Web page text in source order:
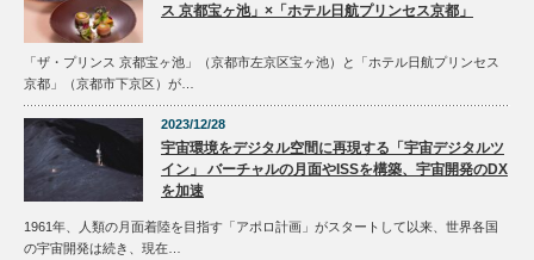
ス 京都宝ヶ池」×「ホテル日航プリンセス京都」
「ザ・プリンス 京都宝ヶ池」（京都市左京区宝ヶ池）と「ホテル日航プリンセス
京都」（京都市下京区）が…
2023/12/28
宇宙環境をデジタル空間に再現する「宇宙デジタルツ
イン」 バーチャルの月面やISSを構築、宇宙開発のDX
を加速
1961年、人類の月面着陸を目指す「アポロ計画」がスタートして以来、世界各国
の宇宙開発は続き、現在…